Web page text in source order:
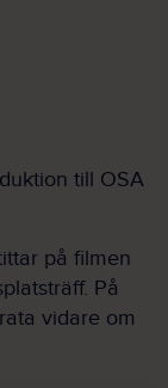
till OSA
på filmen
På
vidare om